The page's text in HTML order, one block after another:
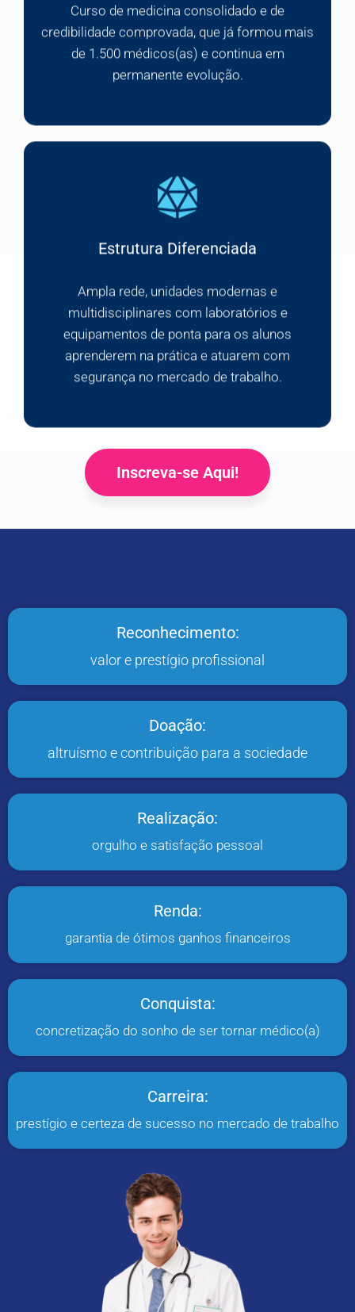
Curso de medicina consolidado e de
credibilidade comprovada, que já formou mais
de 1.500 médicos(as) e continua em
permanente evolução.
Estrutura Diferenciada
Ampla rede, unidades modernas e
multidisciplinares com laboratórios e
equipamentos de ponta para os alunos
aprenderem na prática e atuarem com
segurança no mercado de trabalho.
Inscreva-se Aqui!
Reconhecimento:
valor e prestígio profissional
Doação:
altruísmo e contribuição para a sociedade
Realização:
orgulho e satisfação pessoal
Renda:
garantia de ótimos ganhos financeiros
Conquista:
concretização do sonho de ser tornar médico(a)
Carreira:
prestígio e certeza de sucesso no mercado de trabalho